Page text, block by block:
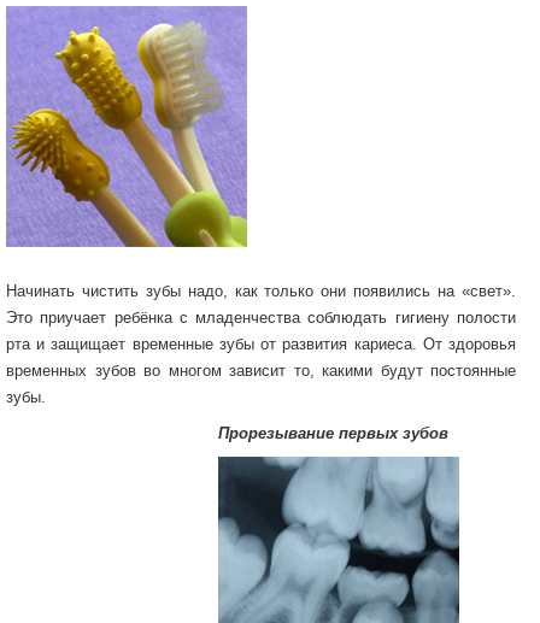
Начинать чистить зубы надо, как только они появились на «свет».
Это приучает ребёнка с младенчества соблюдать гигиену полости
рта и защищает временные зубы от развития кариеса. От здоровья
временных зубов во многом зависит то, какими будут постоянные
зубы.
Прорезывание первых зубов